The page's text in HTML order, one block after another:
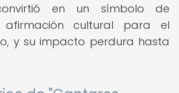
en un símbolo de
afirmación cultural para el
y su impacto perdura hasta